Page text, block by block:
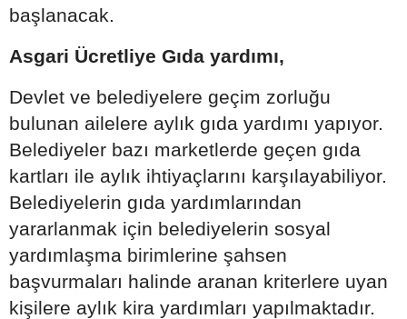
başlanacak.
Asgari Ücretliye Gıda yardımı,
Devlet ve belediyelere geçim zorluğu
bulunan ailelere aylık gıda yardımı yapıyor.
Belediyeler bazı marketlerde geçen gıda
kartları ile aylık ihtiyaçlarını karşılayabiliyor.
Belediyelerin gıda yardımlarından
yararlanmak için belediyelerin sosyal
yardımlaşma birimlerine şahsen
başvurmaları halinde aranan kriterlere uyan
kişilere aylık kira yardımları yapılmaktadır.